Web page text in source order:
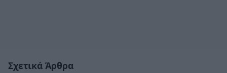
Σχετικά Άρθρα